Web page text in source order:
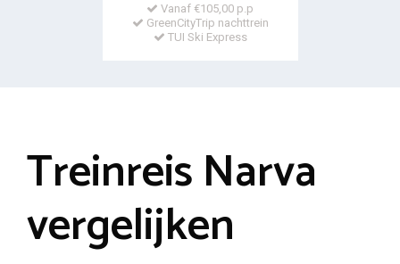
Vanaf €105,00 p.p
GreenCityTrip nachttrein
TUI Ski Express
Treinreis Narva
vergelijken